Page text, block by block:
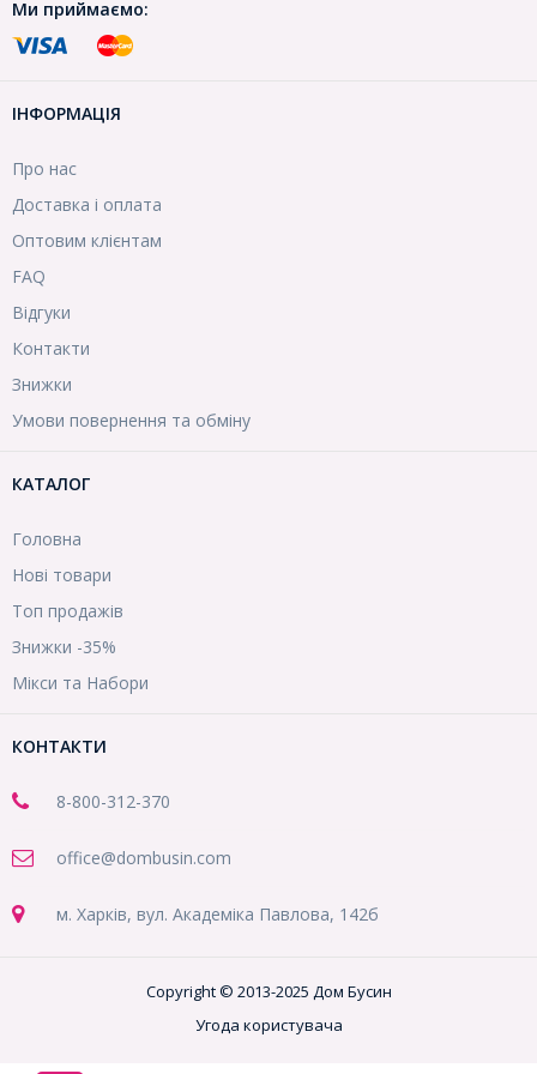
Ми приймаємо:
ІНФОРМАЦІЯ
Про нас
Доставка і оплата
Оптовим клієнтам
FAQ
Відгуки
Контакти
Знижки
Умови повернення та обміну
КАТАЛОГ
Головна
Нові товари
Топ продажів
Знижки -35%
Мікси та Набори
КОНТАКТИ
8-800-312-370
office@dombusin.com
м. Харків, вул. Академіка Павлова, 142б
Copyright © 2013-2025 Дом Бусин
Угода користувача